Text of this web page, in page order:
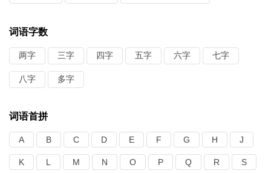
词语字数
两字 三字 四字 五字 六字 七字
八字 多字
词语首拼
A B C D E F G H J
K L M N O P Q R S